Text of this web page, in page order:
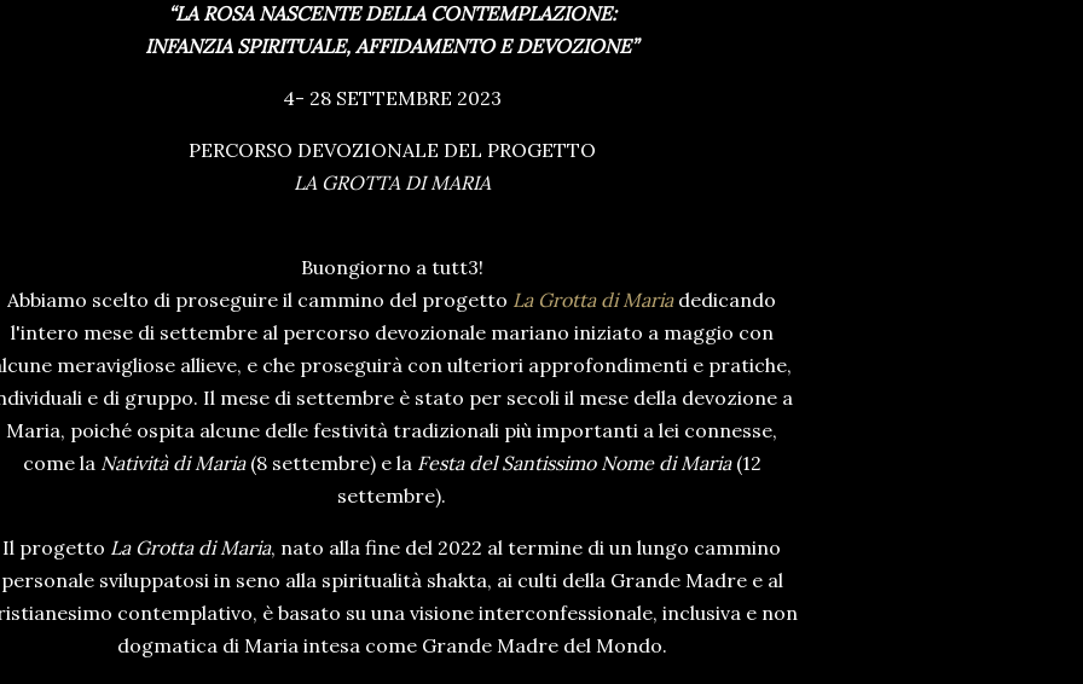
“LA ROSA NASCENTE DELLA CONTEMPLAZIONE:
INFANZIA SPIRITUALE, AFFIDAMENTO E DEVOZIONE”
4- 28 SETTEMBRE 2023
PERCORSO DEVOZIONALE DEL PROGETTO
LA GROTTA DI MARIA
Buongiorno a tutt3!
Abbiamo scelto di proseguire il cammino del progetto La Grotta di Mariadedicando
l'intero mese di settembre al percorso devozionale mariano iniziato a maggio con
meravigliose allieve, e che proseguirà con ulteriori approfondimenti e pratiche,
e di gruppo. Il mese di settembre è stato per secoli il mese della devozione a
Maria, poiché ospita alcune delle festività tradizionali più importanti a lei connesse,
come la Natività di Maria(8 settembre) e la Festa del Santissimo Nome di Maria(12
settembre).
Il progetto La Grotta di Maria, nato alla fine del 2022 al termine di un lungo cammino
personale sviluppatosi in seno alla spiritualità shakta, ai culti della Grande Madre e al
contemplativo, è basato su una visione interconfessionale, inclusiva e non
dogmatica di Maria intesa come Grande Madre del Mondo.